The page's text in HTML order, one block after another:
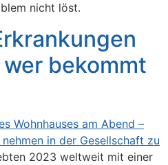
nicht löst.
bekommt
2023 weltweit mit einer